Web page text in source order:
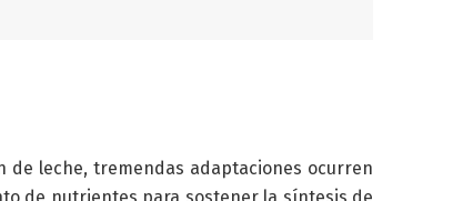
de leche, tremendas adaptaciones ocurren